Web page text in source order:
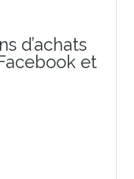
d’achats
et